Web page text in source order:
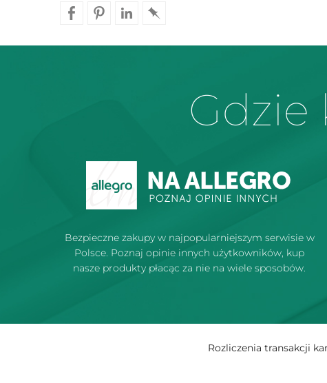
Gdzie
Bezpieczne zakupy w najpopularniejszym serwisie w
Polsce. Poznaj opinie innych użytkowników, kup
nasze produkty płacąc za nie na wiele sposobów.
Rozliczenia transakcji